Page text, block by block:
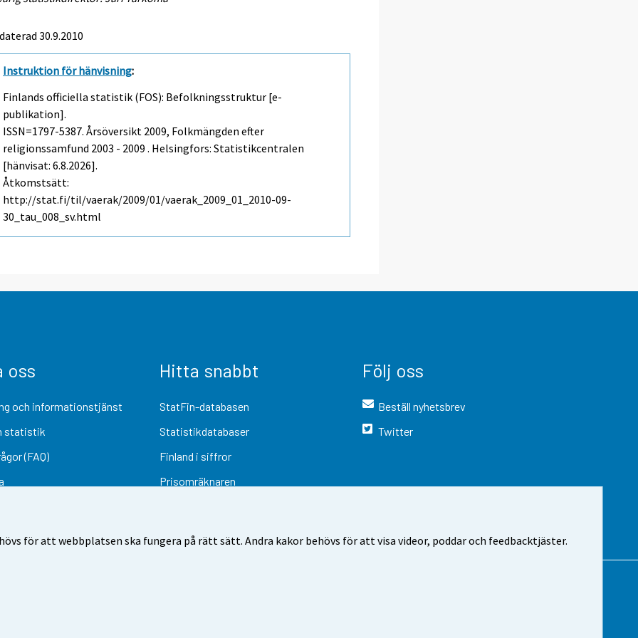
för att webbplatsen ska fungera på rätt sätt. Andra kakor behövs för att visa videor, poddar och feedbacktjäster.
30.9.2010
Instruktion för hänvisning:
Finlands officiella statistik (FOS): Befolkningsstruktur [e-
publikation].
ISSN=1797-5387.Årsöversikt 2009, Folkmängden efter
religionssamfund 2003 - 2009 . Helsingfors: Statistikcentralen
[hänvisat: 6.8.2026].
Åtkomstsätt:
http://stat.fi/til/vaerak/2009/01/vaerak_2009_01_2010-09-
30_tau_008_sv.html
oss
och informationstjänst
statistik
(FAQ)
Hitta snabbt
StatFin-databasen
Statistikdatabaser
Finland i siffror
Prisomräknaren
Följ oss
Beställ nyhetsbrev
Twitter